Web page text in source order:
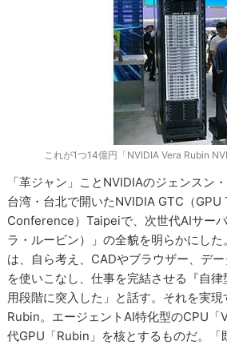
これが1つ14億円「NVIDIA Vera Rubin
「革ジャン」ことNVIDIAのジェンスン
台湾・台北で開いたNVIDIA GTC（
Conference）Taipeiで、次世代AIサー
ラ・ルービン）」の全貌を明らかにした
は、自ら考え、CADやブラウザー、デ
を使いこなし、仕事を完結させる『自
用段階に突入した」と話す。それを実
Rubin。エージェントAI特化型のCPU「
代GPU「Rubin」を核とするものだ。「